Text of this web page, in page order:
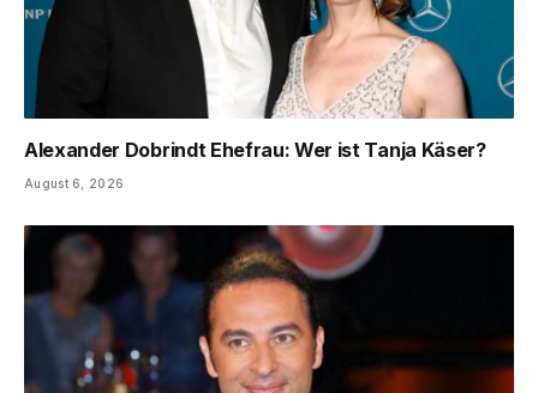
Alexander Dobrindt Ehefrau: Wer ist Tanja Käser?
August 6, 2026